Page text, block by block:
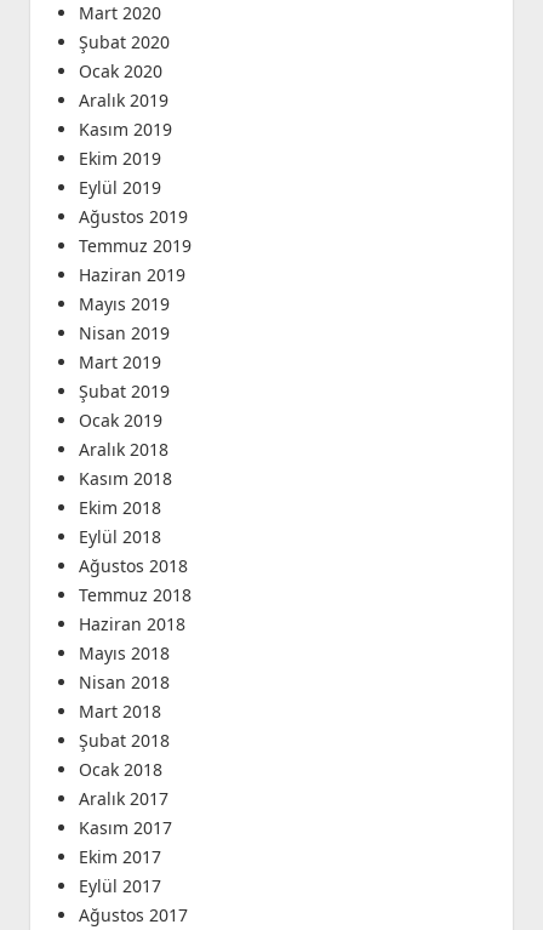
Mart 2020
Şubat 2020
Ocak 2020
Aralık 2019
Kasım 2019
Ekim 2019
Eylül 2019
Ağustos 2019
Temmuz 2019
Haziran 2019
Mayıs 2019
Nisan 2019
Mart 2019
Şubat 2019
Ocak 2019
Aralık 2018
Kasım 2018
Ekim 2018
Eylül 2018
Ağustos 2018
Temmuz 2018
Haziran 2018
Mayıs 2018
Nisan 2018
Mart 2018
Şubat 2018
Ocak 2018
Aralık 2017
Kasım 2017
Ekim 2017
Eylül 2017
Ağustos 2017